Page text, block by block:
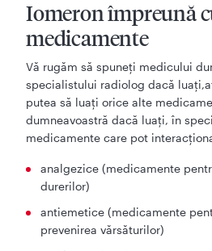
Iomeron împreună
medicamente
Vă rugăm să spuneţi medicului
specialistului radiolog dacă
putea să luaţi orice alte
dumneavoastră dacă luaţi, în
medicamente care pot
analgezice (medicamente
durerilor)
antiemetice (medicamente
prevenirea vărsăturilor)